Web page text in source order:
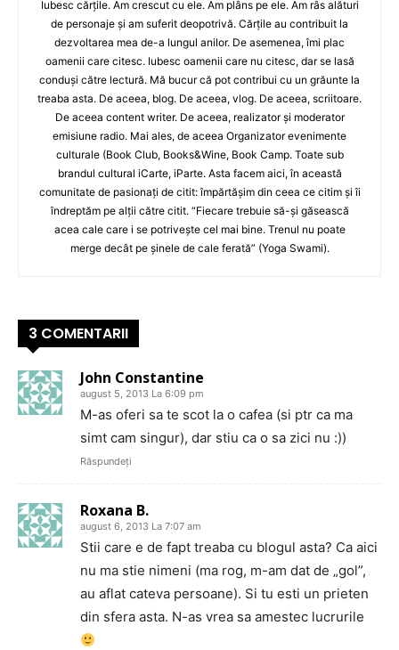
Iubesc cărțile. Am crescut cu ele. Am plâns pe ele. Am râs alături
de personaje și am suferit deopotrivă. Cărțile au contribuit la
dezvoltarea mea de-a lungul anilor. De asemenea, îmi plac
oamenii care citesc. Iubesc oamenii care nu citesc, dar se lasă
conduși către lectură. Mă bucur că pot contribui cu un grăunte la
treaba asta. De aceea, blog. De aceea, vlog. De aceea, scriitoare.
De aceea content writer. De aceea, realizator și moderator
emisiune radio. Mai ales, de aceea Organizator evenimente
culturale (Book Club, Books&Wine, Book Camp. Toate sub
brandul cultural iCarte, iParte. Asta facem aici, în această
comunitate de pasionați de citit: împărtășim din ceea ce citim și îi
îndreptăm pe alții către citit. “Fiecare trebuie să-și găsească
acea cale care i se potrivește cel mai bine. Trenul nu poate
merge decât pe șinele de cale ferată” (Yoga Swami).
3 COMENTARII
John Constantine
august 5, 2013 La 6:09 pm
M-as oferi sa te scot la o cafea (si ptr ca ma
simt cam singur), dar stiu ca o sa zici nu :))
Răspundeți
Roxana B.
august 6, 2013 La 7:07 am
Stii care e de fapt treaba cu blogul asta? Ca aici
nu ma stie nimeni (ma rog, m-am dat de „gol”,
au aflat cateva persoane). Si tu esti un prieten
din sfera asta. N-as vrea sa amestec lucrurile